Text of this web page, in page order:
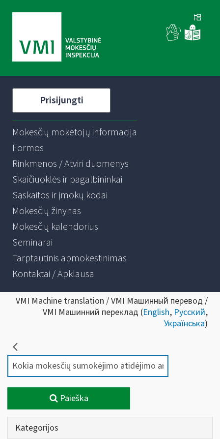
Prisijungti
Mokesčių mokėtojų informacija
Formos
Rinkmenos / Atviri duomenys
Skaičiuoklės ir pagalbininkai
Sąskaitos ir įmokų kodai
Mokesčių žinynas
Mokesčių kalendorius
Seminarai
Tarptautinis apmokestinimas
Kontaktai / Apklausa
VMI Machine translation / VMI Машинный перевод /
VMI Машинний переклад (English, Русский,
Українська)
Paieška
Kategorijos